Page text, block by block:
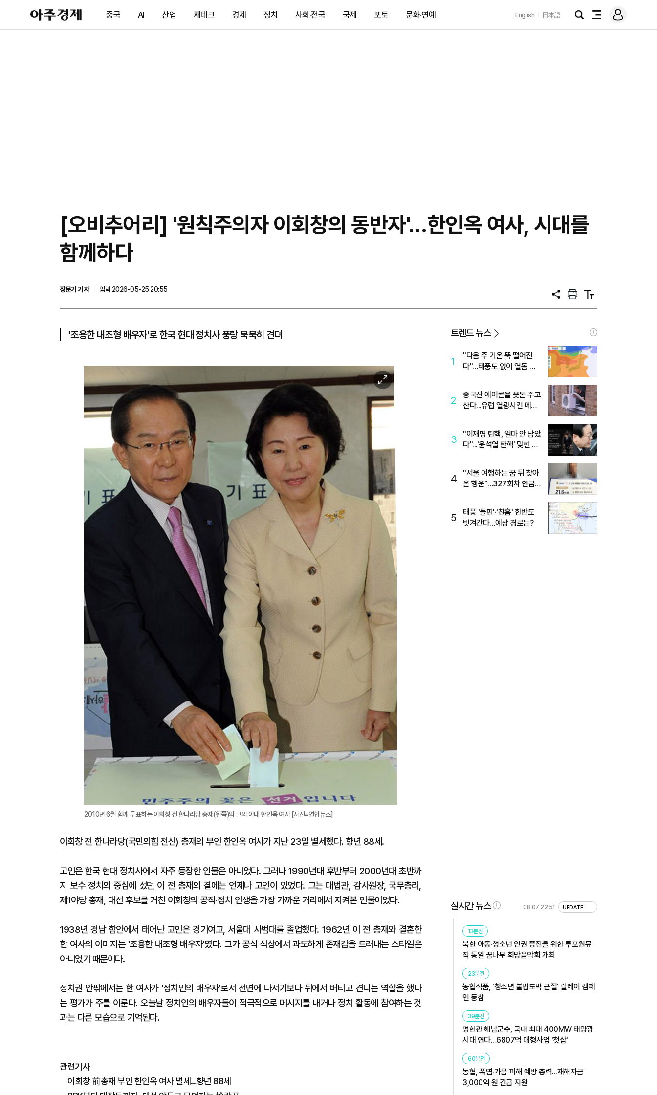
아
주
제
중국 AI 산업 재테크 경제 정치 사회·전국 국제 포토 문화·연예 English 日本語
검
전
메
그
[오비추어리] '원칙주의자 이회창의 동반자'…한인옥 여사, 시대를
함께하다
장문기 기자
입력 2026-05-25 20:55
공
프
트
텍
트
'조용한 내조형 배우자'로 한국 현대 정치사 풍랑 묵묵히 견뎌
이
미
지
2010년 6월 함께 투표하는 이회창 전 한나라당 총재(왼쪽)와 그의 아내 한인옥 여사 [사진=연합뉴스]
이회창 전 한나라당(국민의힘 전신) 총재의 부인 한인옥 여사가 지난 23일 별세했다. 향년 88세.
고인은 한국 현대 정치사에서 자주 등장한 인물은 아니었다. 그러나 1990년대 후반부터 2000년대 초반까
지 보수 정치의 중심에 섰던 이 전 총재의 곁에는 언제나 고인이 있었다. 그는 대법관, 감사원장, 국무총리,
제1야당 총재, 대선 후보를 거친 이회창의 공직·정치 인생을 가장 가까운 거리에서 지켜본 인물이었다.
1938년 경남 함안에서 태어난 고인은 경기여고, 서울대 사범대를 졸업했다. 1962년 이 전 총재와 결혼한
한 여사의 이미지는 '조용한 내조형 배우자'였다. 그가 공식 석상에서 과도하게 존재감을 드러내는 스타일은
아니었기 때문이다.
정치권 안팎에서는 한 여사가 '정치인의 배우자'로서 전면에 나서기보다 뒤에서 버티고 견디는 역할을 했다
는 평가가 주를 이룬다. 오늘날 정치인의 배우자들이 적극적으로 메시지를 내거나 정치 활동에 참여하는 것
과는 다른 모습으로 기억된다.
관련기사
이회창 前총재 부인 한인옥 여사 별세…향년 88세
트렌드 뉴스
1
"다음 주 기온 뚝 떨어진
다"…태풍도 없이 열돔 박
2
중국산 에어콘을 웃돈 주고
산다...유럽 열광시킨 메이
3
"이재명 탄핵, 얼마 안 남았
다"...'윤석열 탄핵' 맞힌 무
4
"서울 여행하는 꿈 뒤 찾아
온 행운"…327회차 연금
5
태풍 '돌핀'·'찬홈' 한반도
빗겨간다…예상 경로는?
실시간 뉴스 08.07 22:51 UPDATE
13분전
북한 아동·청소년 인권 증진을 위한 투포원뮤
직 통일 꿈나무 희망음악회 개최
23분전
농협식품, '청소년 불법도박 근절' 릴레이 캠페
인 동참
39분전
명현관 해남군수, 국내 최대 400MW 태양광
시대 연다…6807억 대형사업 '첫삽'
60분전
농협, 폭염·가뭄 피해 예방 총력...재해자금
3,000억 원 긴급 지원